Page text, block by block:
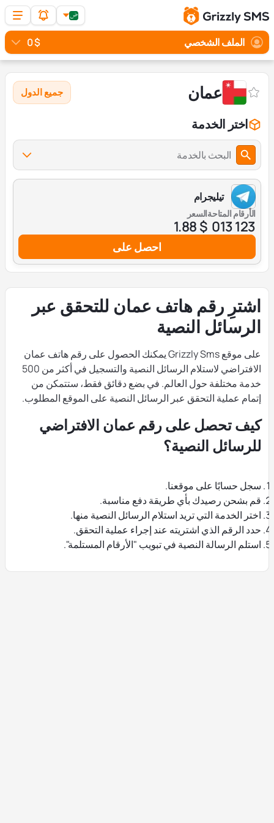
الملف الشخصي $ 0
عمان جميع الدول
اختر الخدمة
البحث بالخدمة
تيليجرام
الأرقام المتاحة
123 013
السعر
$ 1.88
احصل على
اشترِ رقم هاتف عمان للتحقق عبر
الرسائل النصية
على موقع Grizzly Sms يمكنك الحصول على رقم هاتف عمان
الافتراضي لاستلام الرسائل النصية والتسجيل في أكثر من 500
خدمة مختلفة حول العالم. في بضع دقائق فقط، ستتمكن من
إتمام عملية التحقق عبر الرسائل النصية على الموقع المطلوب.
كيف تحصل على رقم عمان الافتراضي
للرسائل النصية؟
سجل حسابًا على موقعنا.
قم بشحن رصيدك بأي طريقة دفع مناسبة.
اختر الخدمة التي تريد استلام الرسائل النصية منها.
حدد الرقم الذي اشتريته عند إجراء عملية التحقق.
استلم الرسالة النصية في تبويب "الأرقام المستلمة".